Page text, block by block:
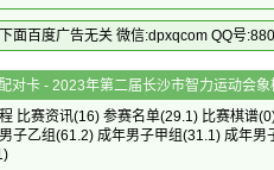
面百度广告无关 微信:dpxqcom QQ号
]的配对卡 - 2023年第二届长沙
比赛资讯(16) 参赛名单(29.1) 比赛棋谱
子乙组(61.2) 成年男子甲组(31.1) 成年男